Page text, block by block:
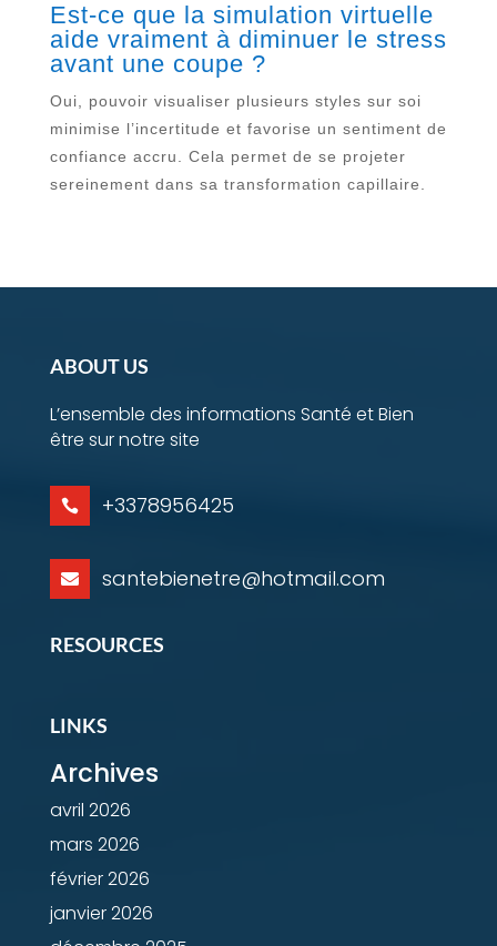
Est-ce que la simulation virtuelle
aide vraiment à diminuer le stress
avant une coupe ?
Oui, pouvoir visualiser plusieurs styles sur soi
minimise l’incertitude et favorise un sentiment de
confiance accru. Cela permet de se projeter
sereinement dans sa transformation capillaire.
ABOUT US
L’ensemble des informations Santé et Bien
être sur notre site
 +3378956425
 santebienetre@hotmail.com
RESOURCES
LINKS
Archives
avril 2026
mars 2026
février 2026
janvier 2026